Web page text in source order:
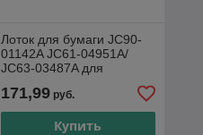
Лоток для бумаги JC90-
01142A JC61-04951A/
JC63-03487A для
Samsung c460/ CLP-365/
CLX-3305
171,99руб.
Купить